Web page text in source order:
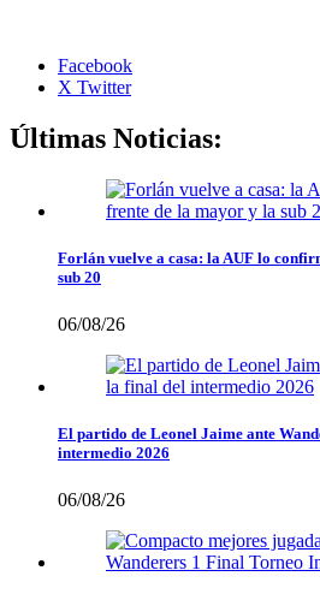
Facebook
X Twitter
Últimas Noticias:
Forlán vuelve a casa: la AUF lo
sub 20
06/08/26
El partido de Leonel Jaime ante
intermedio 2026
06/08/26